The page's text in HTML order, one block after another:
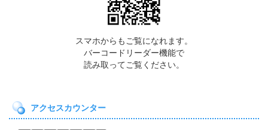
スマホからもご覧になれます。
バーコードリーダー機能で
読み取ってご覧ください。
アクセスカウンター